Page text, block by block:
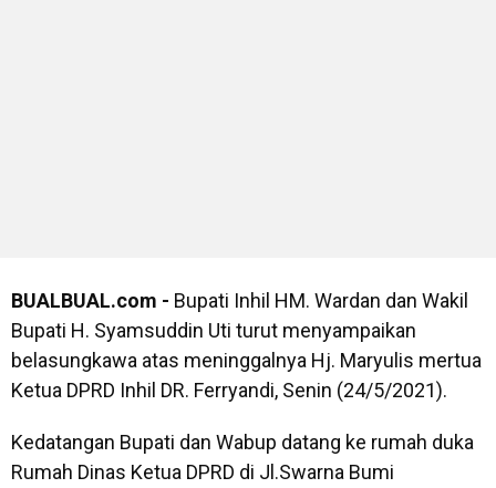
BUALBUAL.com - Bupati Inhil HM. Wardan dan Wakil
Bupati H. Syamsuddin Uti turut menyampaikan
belasungkawa atas meninggalnya Hj. Maryulis mertua
Ketua DPRD Inhil DR. Ferryandi, Senin (24/5/2021).
Kedatangan Bupati dan Wabup datang ke rumah duka
Rumah Dinas Ketua DPRD di Jl.Swarna Bumi